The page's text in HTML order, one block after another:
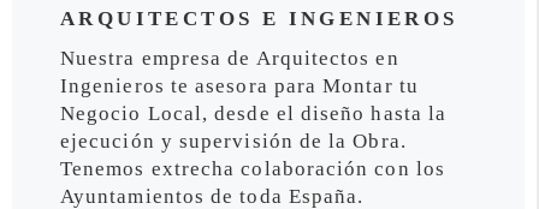
ARQUITECTOS E INGENIEROS
Nuestra empresa de Arquitectos en
Ingenieros te asesora para Montar tu
Negocio Local, desde el diseño hasta la
ejecución y supervisión de la Obra.
Tenemos extrecha colaboración con los
Ayuntamientos de toda España.